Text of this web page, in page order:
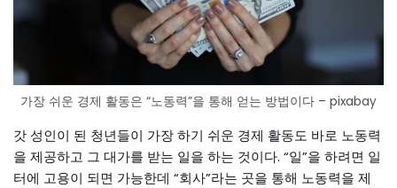
가장 쉬운 경제 활동은 “노동력”을 통해 얻는 방법이다 – pixabay
갓 성인이 된 청년들이 가장 하기 쉬운 경제 활동도 바로 노동력
을 제공하고 그 대가를 받는 일을 하는 것이다. “일”을 하려면 일
터에 고용이 되면 가능한데 “회사”라는 곳을 통해 노동력을 제